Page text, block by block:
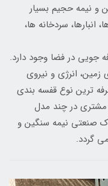
نیمه حجیم بسیار
سردخانه ها،
100 درصد صرفه جویی در فضا وجود دارد.
انرژی و نیروی
ترین نوع قفسه بندی
در چند مدل
نیمه سنگین و
گردد.